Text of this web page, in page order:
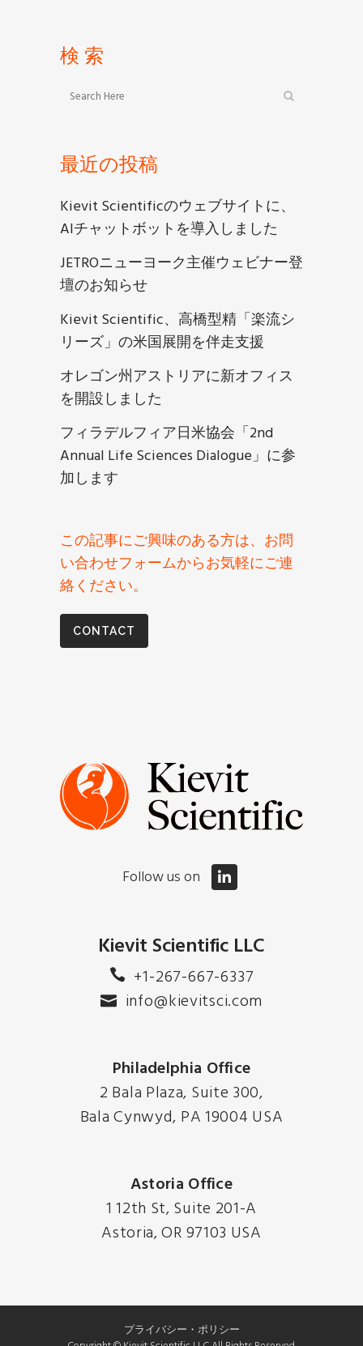
検 索
最近の投稿
Kievit Scientificのウェブサイトに、
AIチャットボットを導入しました
JETROニューヨーク主催ウェビナー登
壇のお知らせ
Kievit Scientific、高橋型精「楽流シ
リーズ」の米国展開を伴走支援
オレゴン州アストリアに新オフィス
を開設しました
フィラデルフィア日米協会「2nd
Annual Life Sciences Dialogue」に参
加します
この記事にご興味のある方は、お問
い合わせフォームからお気軽にご連
絡ください。
CONTACT
Follow us on
Kievit Scientific LLC
+1-267-667-6337
info@kievitsci.com
Philadelphia Office
2 Bala Plaza, Suite 300,
Bala Cynwyd, PA 19004 USA
Astoria Office
1 12th St, Suite 201-A
Astoria, OR 97103 USA
プライバシー・ポリシー